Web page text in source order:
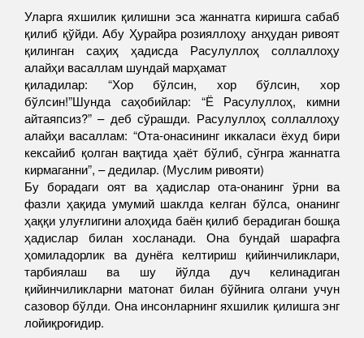
Уларга яхшилик қилишни эса жаннатга киришга сабаб
қилиб қўйди. Абу Ҳурайра розияллоҳу анҳудан ривоят
қилинган саҳиҳ ҳадисда Расулуллоҳ соллаллоҳу
алайҳи васаллам шундай марҳамат
қиладилар: “Хор бўлсин, хор бўлсин, хор
бўлсин!”Шунда саҳобийлар: “Ё Расулуллоҳ, кимни
айтаяпсиз?” – деб сўрашди. Расулуллоҳ соллаллоҳу
алайҳи васаллам: “Ота-онасининг иккаласи ёхуд бири
кексайиб қолган вақтида ҳаёт бўлиб, сўнгра жаннатга
кирмаганни”, – дедилар. (Муслим ривояти)
Бу борадаги оят ва ҳадислар ота-онанинг ўрни ва
фазли ҳақида умумий шаклда келган бўлса, онанинг
ҳаққи улуғлигини алоҳида баён қилиб берадиган бошқа
ҳадислар билан хосланади. Она бундай шарафга
ҳомиладорлик ва дунёга келтириш қийинчиликлари,
тарбиялаш ва шу йўлда дуч келинадиган
қийинчиликларни матонат билан бўйнига олгани учун
сазовор бўлди. Она инсонларнинг яхшилик қилишга энг
лойиқроғидир.